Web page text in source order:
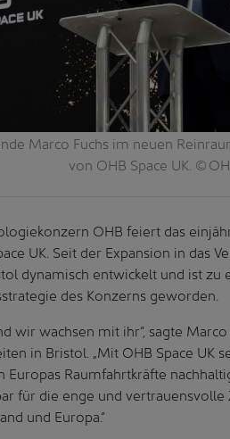
Marco Fuchs im neuen
von OHB Space UK. ©
OHB feiert das
UK. Seit der Expansion in das
dynamisch entwickelt und ist zu
des Konzerns geworden.
wir wachsen mit ihr“, sagte
in Bristol. „Mit OHB Space UK
Raumfahrtkräfte
für die enge und
und Europa.“